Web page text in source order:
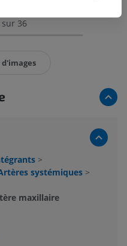
36
>
systémiques >
maxillaire